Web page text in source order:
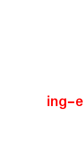
ing-